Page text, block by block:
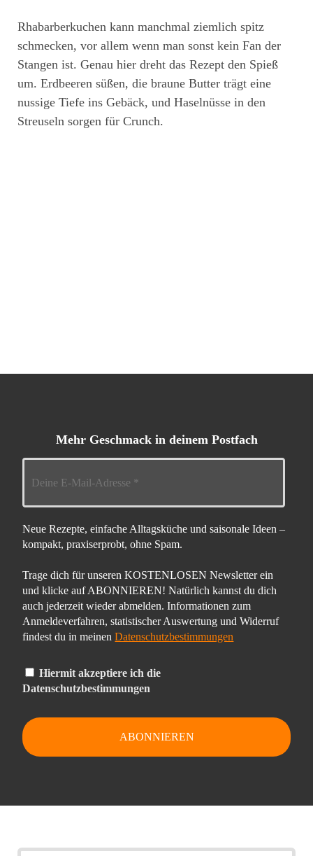
Rhabarberkuchen kann manchmal ziemlich spitz
schmecken, vor allem wenn man sonst kein Fan der
Stangen ist. Genau hier dreht das Rezept den Spieß
um. Erdbeeren süßen, die braune Butter trägt eine
nussige Tiefe ins Gebäck, und Haselnüsse in den
Streuseln sorgen für Crunch.
Mehr Geschmack in deinem Postfach
Neue Rezepte, einfache Alltagsküche und saisonale Ideen –
kompakt, praxiserprobt, ohne Spam.
Trage dich für unseren KOSTENLOSEN Newsletter ein
und klicke auf ABONNIEREN! Natürlich kannst du dich
auch jederzeit wieder abmelden. Informationen zum
Anmeldeverfahren, statistischer Auswertung und Widerruf
findest du in meinenDatenschutzbestimmungen
Hiermit akzeptiere ich die
Datenschutzbestimmungen